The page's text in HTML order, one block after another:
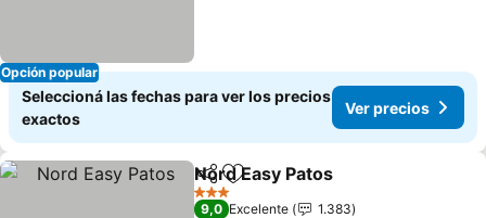
Opción popular
Seleccioná las fechas para ver los precios
exactos
Ver precios
CompartirAñadir a favoritos
Nord Easy Patos
3 Estrellas
9,0 Excelente
1.383